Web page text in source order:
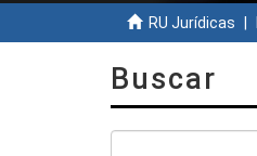
RU Jurídicas
Buscar